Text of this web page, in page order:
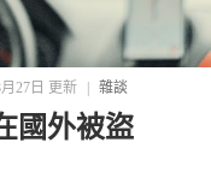
月27日 更新 | 雜談
國外被盜